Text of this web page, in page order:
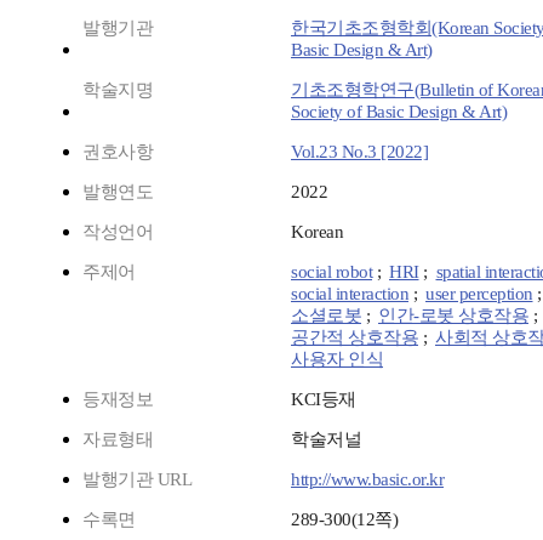
발행기관
한국기초조형학회(Korean
Basic Design & Art)
학술지명
기초조형학연구(Bulletin of
Society of Basic Design & Art)
권호사항 Vol.23 No.3 [2022]
발행연도 2022
작성언어 Korean
주제어 social robot; HRI; spatial
social interaction ; user perception
소셜로봇 ; 인간-로봇 상호작용 ;
공간적 상호작용 ; 사회적 상호
사용자 인식
등재정보 KCI등재
자료형태 학술저널
발행기관 URL http://www.basic.or.kr
수록면 289-300(12쪽)